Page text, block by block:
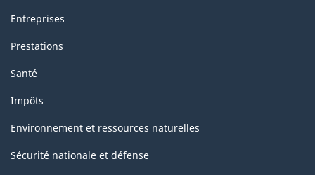
Entreprises
Prestations
Santé
Impôts
Environnement et ressources naturelles
Sécurité nationale et défense